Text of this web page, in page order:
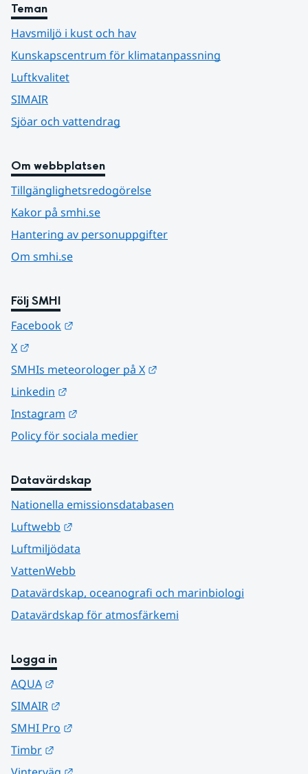
Teman
Havsmiljö i kust och hav
Kunskapscentrum för klimatanpassning
Luftkvalitet
SIMAIR
Sjöar och vattendrag
Om webbplatsen
Tillgänglighetsredogörelse
Kakor på smhi.se
Hantering av personuppgifter
Om smhi.se
Följ SMHI
Facebook
X
SMHIs meteorologer på X
Linkedin
Instagram
Policy för sociala medier
Datavärdskap
Nationella emissionsdatabasen
Luftwebb
Luftmiljödata
VattenWebb
Datavärdskap, oceanografi och marinbiologi
Datavärdskap för atmosfärkemi
Logga in
AQUA
SIMAIR
SMHI Pro
Timbr